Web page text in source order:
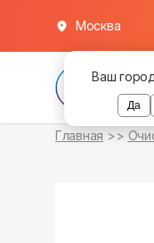
Ваш
Да
Москва
Главная
в наличии
в наличии